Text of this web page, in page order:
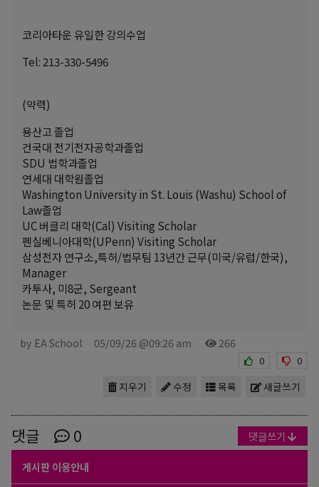
코리아타운 유일한 강의수업
Tel: 213-330-5496
(약력)
용산고 졸업
건국대 전기전자공학과졸업
SDU 법학과졸업
연세대 대학원졸업
Washington University in St. Louis (Washu) School of
Law졸업
UC 버클리 대학(Cal) Visiting Scholar
펜실베니아대학(UPenn) Visiting Scholar
삼성전자 연구소,특허/법무팀 13년간 근무(미국/유럽/한국),
Manager
카투사, 미8군, Sergeant
논문 및 특허 20 여편 보유
by EA School 05/09/26 @09:26 am 266
0 0
새글쓰기
목록
수정
지우기
댓글 0 댓글쓰기
게시판 이용안내